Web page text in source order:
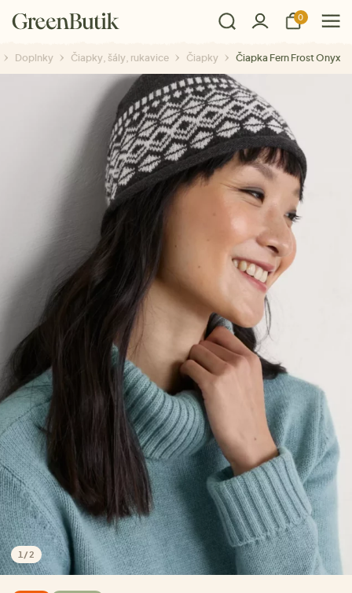
0
Doplnky Čiapky, šály, rukavice Čiapky Čiapka Fern Frost Onyx
1 /2